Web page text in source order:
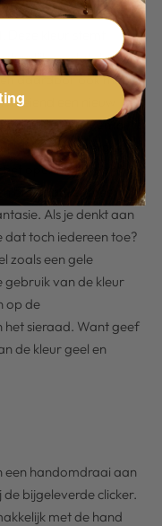
licht, wat je kunt
kleur stemt
omdat deze
daardoor ook met
een nieuw
zijn recht komen in
armband okergeel.
openstellen van het
ontstaan, er meer
Als je denkt aan
dat toch iedereen toe?
zoals een gele
van de kleur
op de
sieraad. Want geef
de kleur geel en
een handomdraai aan
bijgeleverde clicker.
met de hand